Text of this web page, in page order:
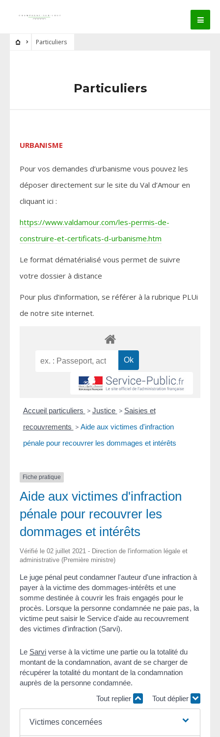
Particuliers
Particuliers
URBANISME
Pour vos demandes d’urbanisme vous pouvez les
déposer directement sur le site du Val d’Amour en
cliquant ici :
https://www.valdamour.com/les-permis-de-
construire-et-certificats-d-urbanisme.htm
Le format dématérialisé vous permet de suivre
votre dossier à distance
Pour plus d’information, se référer à la rubrique PLUi
de notre site internet.
Accueil particuliers > Justice > Saisies et
recouvrements > Aide aux victimes d'infraction
pénale pour recouvrer les dommages et intérêts
Fiche pratique
Aide aux victimes d'infraction
pénale pour recouvrer les
dommages et intérêts
Vérifié le 02 juillet 2021 - Direction de l'information légale et
administrative (Première ministre)
Le juge pénal peut condamner l'auteur d'une infraction à
payer à la victime des dommages-intérêts et une
somme destinée à couvrir les frais engagés pour le
procès. Lorsque la personne condamnée ne paie pas, la
victime peut saisir le Service d'aide au recouvrement
des victimes d'infraction (Sarvi).
Le Sarvi verse à la victime une partie ou la totalité du
montant de la condamnation, avant de se charger de
récupérer la totalité du montant de la condamnation
auprès de la personne condamnée.
Tout replier
Tout déplier
Victimes concernées